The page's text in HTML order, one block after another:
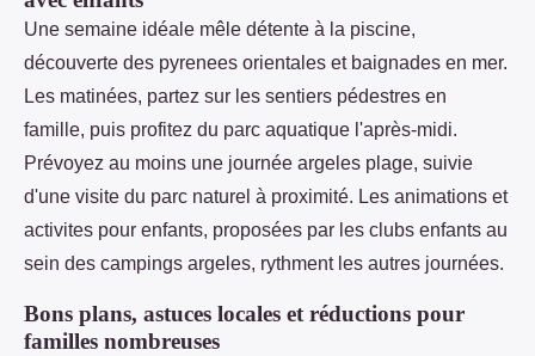
Une semaine idéale mêle détente à la piscine,
découverte des pyrenees orientales et baignades en mer.
Les matinées, partez sur les sentiers pédestres en
famille, puis profitez du parc aquatique l'après-midi.
Prévoyez au moins une journée argeles plage, suivie
d'une visite du parc naturel à proximité. Les animations et
activites pour enfants, proposées par les clubs enfants au
sein des campings argeles, rythment les autres journées.
Bons plans, astuces locales et réductions pour
familles nombreuses